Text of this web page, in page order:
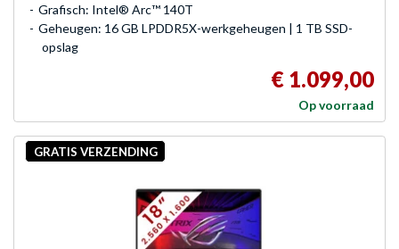
Grafisch: Intel® Arc™ 140T
Geheugen: 16 GB LPDDR5X-werkgeheugen | 1 TB SSD-
opslag
€ 1.099,00
Op voorraad
GRATIS VERZENDING